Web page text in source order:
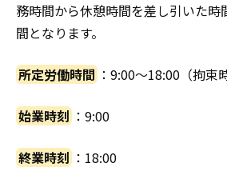
務時間から休憩時間を差し引いた時
間となります。
所定労働時間 ：9:00～18:00（拘束
始業時刻 ：9:00
終業時刻 ：18:00